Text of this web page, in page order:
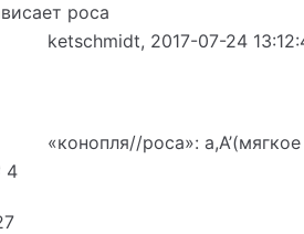
роса
2017-07-24
роса»: а,А’(мягкое
4